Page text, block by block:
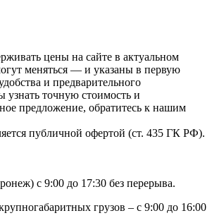
цены на сайте в актуальном
меняться — и указаны в первую
и предварительного
узнать точную стоимость и
предложение, обратитесь к нашим
публичной офертой (ст. 435 ГК РФ).
с 9:00 до 17:30 без перерыва.
грузов – с 9:00 до 16:00